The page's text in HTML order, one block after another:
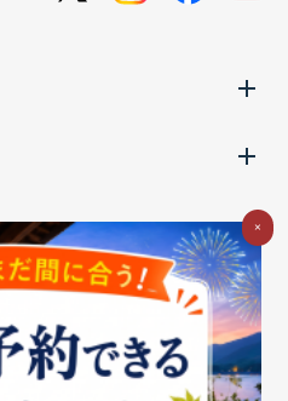
ブアクセシビリティの取り組み
シーポータル Cookieポリシー
×